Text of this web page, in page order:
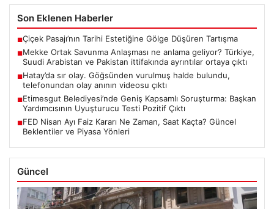
Son Eklenen Haberler
■Çiçek Pasajı’nın Tarihi Estetiğine Gölge Düşüren Tartışma
■Mekke Ortak Savunma Anlaşması ne anlama geliyor? Türkiye,
Suudi Arabistan ve Pakistan ittifakında ayrıntılar ortaya çıktı
■Hatay’da sır olay. Göğsünden vurulmuş halde bulundu,
telefonundan olay anının videosu çıktı
■Etimesgut Belediyesi’nde Geniş Kapsamlı Soruşturma: Başkan
Yardımcısının Uyuşturucu Testi Pozitif Çıktı
■FED Nisan Ayı Faiz Kararı Ne Zaman, Saat Kaçta? Güncel
Beklentiler ve Piyasa Yönleri
Güncel